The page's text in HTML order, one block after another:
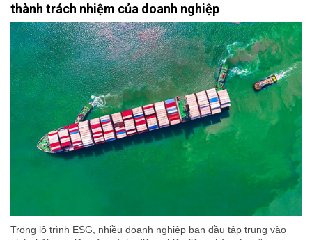
thành trách nhiệm của doanh nghiệp
Trong lộ trình ESG, nhiều doanh nghiệp ban đầu tập trung vào